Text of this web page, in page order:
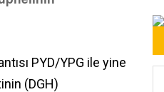
PYD/YPG ile yine
(DGH)